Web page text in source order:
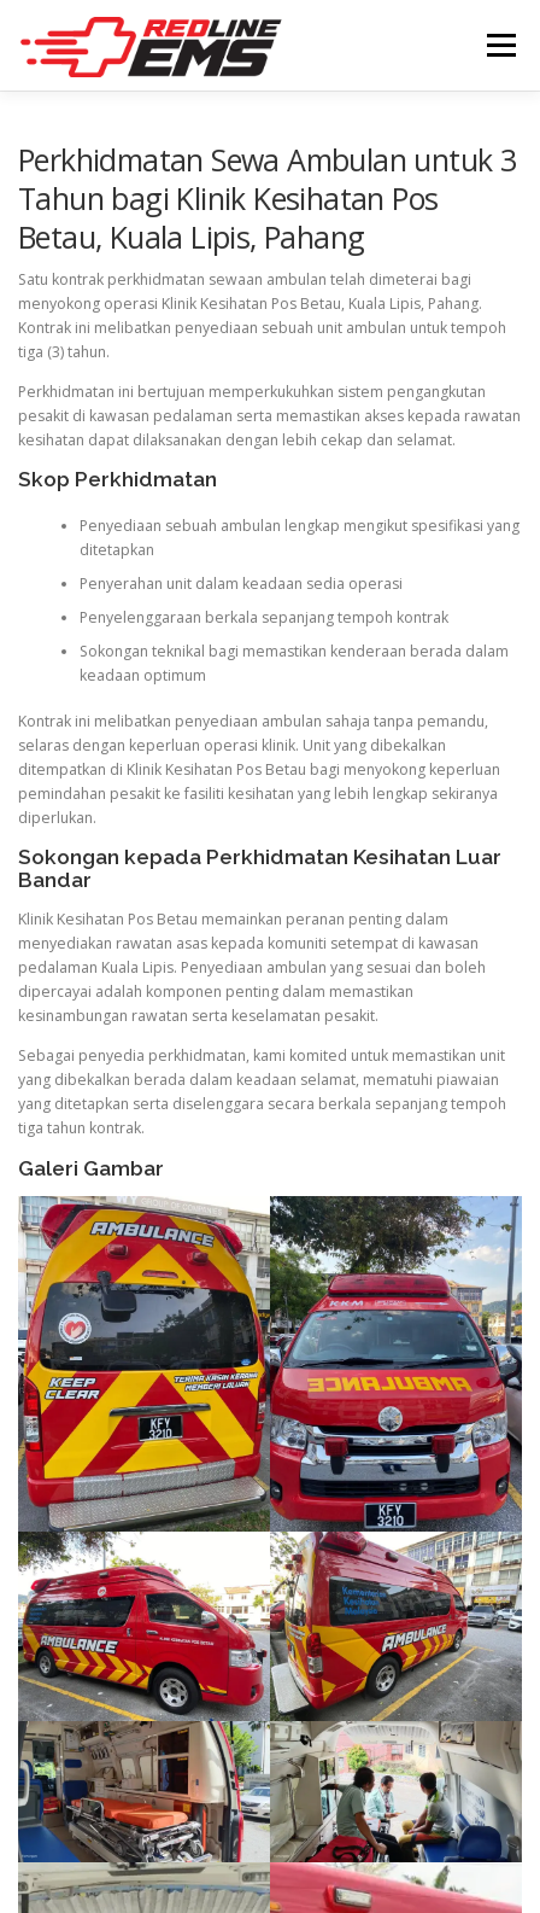
content
Menu
Perkhidmatan Sewa Ambulan untuk 3
Tahun bagi Klinik Kesihatan Pos
Betau, Kuala Lipis, Pahang
Satu kontrak perkhidmatan sewaan ambulan telah dimeterai bagi
menyokong operasi Klinik Kesihatan Pos Betau, Kuala Lipis, Pahang.
Kontrak ini melibatkan penyediaan sebuah unit ambulan untuk tempoh
tiga (3) tahun.
Perkhidmatan ini bertujuan memperkukuhkan sistem pengangkutan
pesakit di kawasan pedalaman serta memastikan akses kepada rawatan
kesihatan dapat dilaksanakan dengan lebih cekap dan selamat.
Skop Perkhidmatan
Penyediaan sebuah ambulan lengkap mengikut spesifikasi yang
ditetapkan
Penyerahan unit dalam keadaan sedia operasi
Penyelenggaraan berkala sepanjang tempoh kontrak
Sokongan teknikal bagi memastikan kenderaan berada dalam
keadaan optimum
Kontrak ini melibatkan penyediaan ambulan sahaja tanpa pemandu,
selaras dengan keperluan operasi klinik. Unit yang dibekalkan
ditempatkan di Klinik Kesihatan Pos Betau bagi menyokong keperluan
pemindahan pesakit ke fasiliti kesihatan yang lebih lengkap sekiranya
diperlukan.
Sokongan kepada Perkhidmatan Kesihatan Luar
Bandar
Klinik Kesihatan Pos Betau memainkan peranan penting dalam
menyediakan rawatan asas kepada komuniti setempat di kawasan
pedalaman Kuala Lipis. Penyediaan ambulan yang sesuai dan boleh
dipercayai adalah komponen penting dalam memastikan
kesinambungan rawatan serta keselamatan pesakit.
Sebagai penyedia perkhidmatan, kami komited untuk memastikan unit
yang dibekalkan berada dalam keadaan selamat, mematuhi piawaian
yang ditetapkan serta diselenggara secara berkala sepanjang tempoh
tiga tahun kontrak.
Galeri Gambar